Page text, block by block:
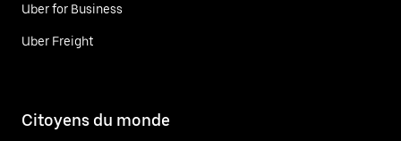
Uber for Business
Uber Freight
Citoyens du monde